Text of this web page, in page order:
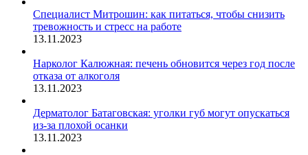
Специалист Митрошин: как питаться, чтобы снизить
тревожность и стресс на работе
13.11.2023
Нарколог Калюжная: печень обновится через год после
отказа от алкоголя
13.11.2023
Дерматолог Батаговская: уголки губ могут опускаться
из-за плохой осанки
13.11.2023